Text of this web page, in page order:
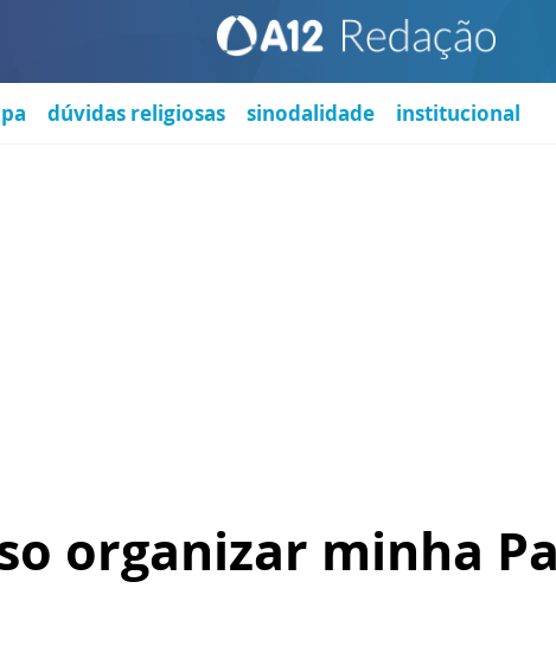
dúvidas religiosas sinodalidade institucional
organizar minha